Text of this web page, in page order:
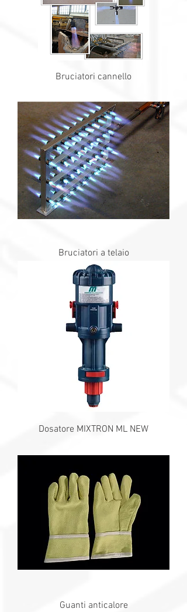
Bruciatori cannello
Bruciatori a telaio
Dosatore MIXTRON ML NEW
Guanti anticalore